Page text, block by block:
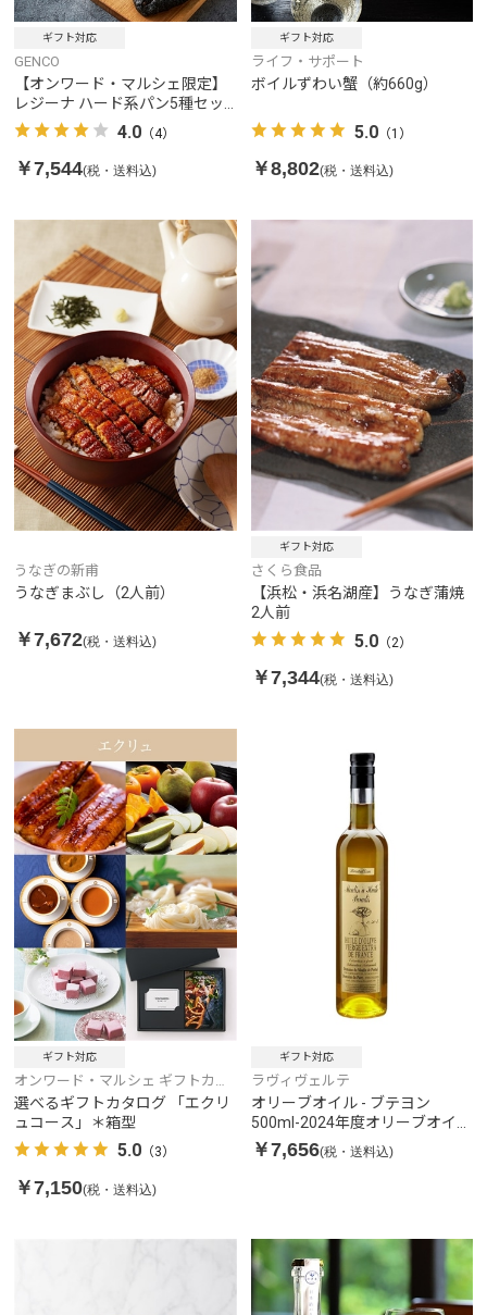
ギフト対応
GENCO
【オンワード・マルシェ限定】
レジーナ ハード系パン5種セッ
ト
4.0 （4）
￥7,544(税・送料込)
ギフト対応
ライフ・サポート
ボイルずわい蟹（約660g）
5.0（1）
￥8,802(税・送料込)
うなぎの新甫
うなぎまぶし（2人前）
￥7,672(税・送料込)
ギフト対応
さくら食品
【浜松・浜名湖産】うなぎ蒲焼
2人前
5.0（2）
￥7,344(税・送料込)
ギフト対応
オンワード・マルシェ ギフトカタ
ログ
選べるギフトカタログ 「エクリ
ュコース」＊箱型
5.0 （3）
￥7,150(税・送料込)
ギフト対応
ラヴィヴェルテ
オリーブオイル - ブテヨン
500ml-2024年度オリーブオイル
コンテスト金賞受賞
￥7,656(税・送料込)